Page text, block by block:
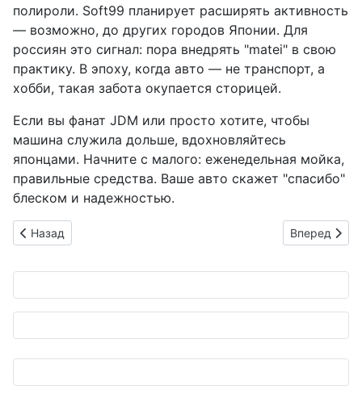
полироли. Soft99 планирует расширять активность
— возможно, до других городов Японии. Для
россиян это сигнал: пора внедрять "matei" в свою
практику. В эпоху, когда авто — не транспорт, а
хобби, такая забота окупается сторицей.
Если вы фанат JDM или просто хотите, чтобы
машина служила дольше, вдохновляйтесь
японцами. Начните с малого: еженедельная мойка,
правильные средства. Ваше авто скажет "спасибо"
блеском и надежностью.
Предыдущий: Тест-драйв новой Mazda Roadster RS:
Назад Следующий:
Вперед